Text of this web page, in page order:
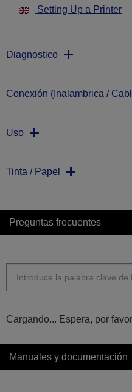
Setting Up a Printer
Diagnostico
Conexión (Inalambrica /
Uso
Tinta / Papel
Preguntas frecuentes
Cargando... Espera, por
Manuales y documentación